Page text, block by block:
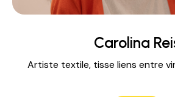
Carolina
Artiste textile, tisse liens entre